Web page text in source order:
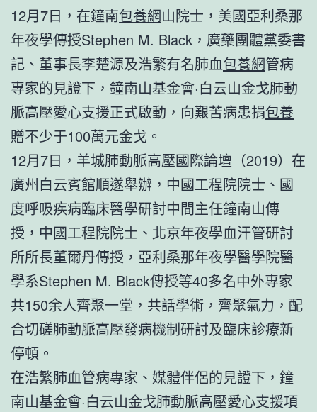
12月7日，在鐘南包養網山院士，美國亞利桑那
年夜學傳授Stephen M. Black，廣藥團體黨委書
記、董事長李楚源及浩繁有名肺血包養網管病
專家的見證下，鐘南山基金會·白云山金戈肺動
脈高壓愛心支援正式啟動，向艱苦病患捐包養
贈不少于100萬元金戈。
12月7日，羊城肺動脈高壓國際論壇（2019）在
廣州白云賓館順遂舉辦，中國工程院院士、國
度呼吸疾病臨床醫學研討中間主任鐘南山傳
授，中國工程院院士、北京年夜學血汗管研討
所所長董爾丹傳授，亞利桑那年夜學醫學院醫
學系Stephen M. Black傳授等40多名中外專家
共150余人齊聚一堂，共話學術，齊聚氣力，配
合切磋肺動脈高壓發病機制研討及臨床診療新
停頓。
在浩繁肺血管病專家、媒體伴侶的見證下，鐘
南山基金會·白云山金戈肺動脈高壓愛心支援項